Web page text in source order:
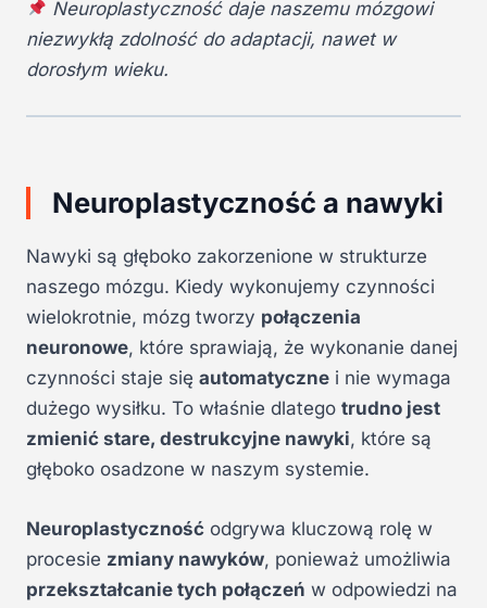
Neuroplastyczność daje naszemu mózgowi
niezwykłą zdolność do adaptacji, nawet w
dorosłym wieku.
Neuroplastyczność a nawyki
Nawyki są głęboko zakorzenione w strukturze
naszego mózgu. Kiedy wykonujemy czynności
wielokrotnie, mózg tworzy połączenia
neuronowe, które sprawiają, że wykonanie danej
czynności staje się automatyczne i nie wymaga
dużego wysiłku. To właśnie dlatego trudno jest
zmienić stare, destrukcyjne nawyki, które są
głęboko osadzone w naszym systemie.
Neuroplastyczność odgrywa kluczową rolę w
procesie zmiany nawyków, ponieważ umożliwia
przekształcanie tych połączeń w odpowiedzi na